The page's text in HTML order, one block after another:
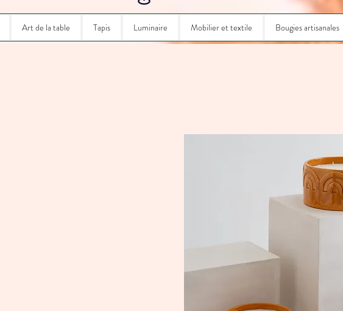
Art de la table Tapis Luminaire Mobilier et textile Bougies artisanales